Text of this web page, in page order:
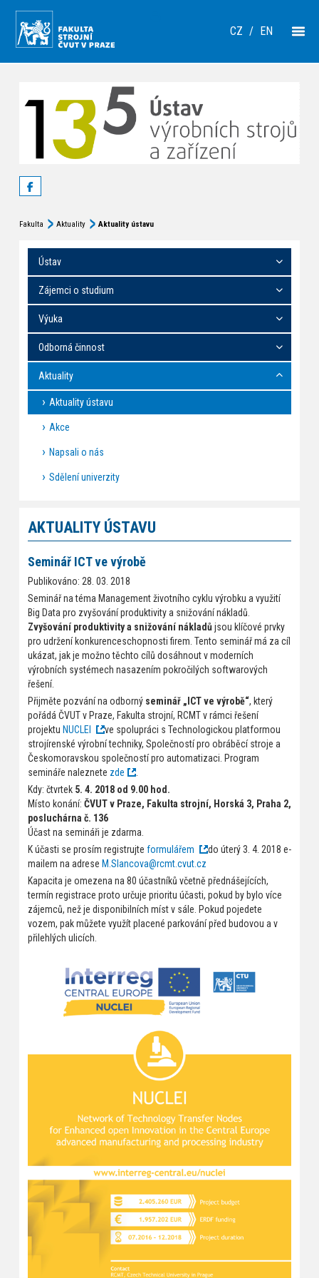
CZ / EN
Fakulta Aktuality Aktuality ústavu
Ústav
Zájemci o studium
Výuka
Odborná činnost
Aktuality
Aktuality ústavu
Akce
Napsali o nás
Sdělení univerzity
AKTUALITY ÚSTAVU
Seminář ICT ve výrobě
Publikováno: 28. 03. 2018
Seminář na téma Management životního cyklu výrobku a využití
Big Data pro zvyšování produktivity a snižování nákladů.
Zvyšování produktivity a snižování nákladůjsou klíčové prvky
pro udržení konkurenceschopnosti firem. Tento seminář má za cíl
ukázat, jak je možno těchto cílů dosáhnout v moderních
výrobních systémech nasazením pokročilých softwarových
řešení.
Přijměte pozvání na odborný seminář „ICT ve výrobě“, který
pořádá ČVUT v Praze, Fakulta strojní, RCMT v rámci řešení
projektu NUCLEI
ve spolupráci s Technologickou platformou
strojírenské výrobní techniky, Společností pro obráběcí stroje a
Českomoravskou společností pro automatizaci. Program
semináře naleznete zde
.
Kdy: čtvrtek 5. 4. 2018 od 9.00 hod.
Místo konání: ČVUT v Praze, Fakulta strojní, Horská 3, Praha 2,
posluchárna č. 136
Účast na semináři je zdarma.
K účasti se prosím registrujte formulářem
do úterý 3. 4. 2018 e-
mailem na adrese M.Slancova@rcmt.cvut.cz
Kapacita je omezena na 80 účastníků včetně přednášejících,
termín registrace proto určuje prioritu účasti, pokud by bylo více
zájemců, než je disponibilních míst v sále. Pokud pojedete
vozem, pak můžete využít placené parkování před budovou a v
přilehlých ulicích.